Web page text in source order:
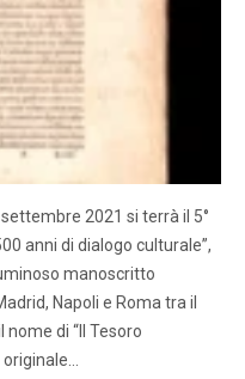
2021 si terrà il 5°
anni di dialogo culturale”,
manoscritto
Napoli e Roma tra il
nome di “Il Tesoro